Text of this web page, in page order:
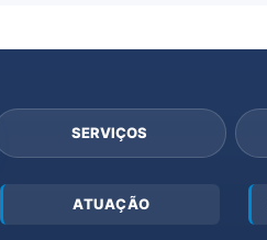
SERVIÇOS
ATUAÇÃO